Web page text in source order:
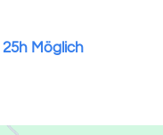
25h Möglich